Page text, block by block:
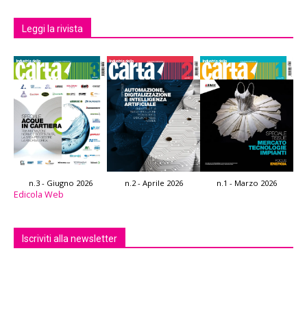
Leggi la rivista
n.3 - Giugno 2026 n.2 - Aprile 2026 n.1 - Marzo 2026
Edicola Web
Iscriviti alla newsletter